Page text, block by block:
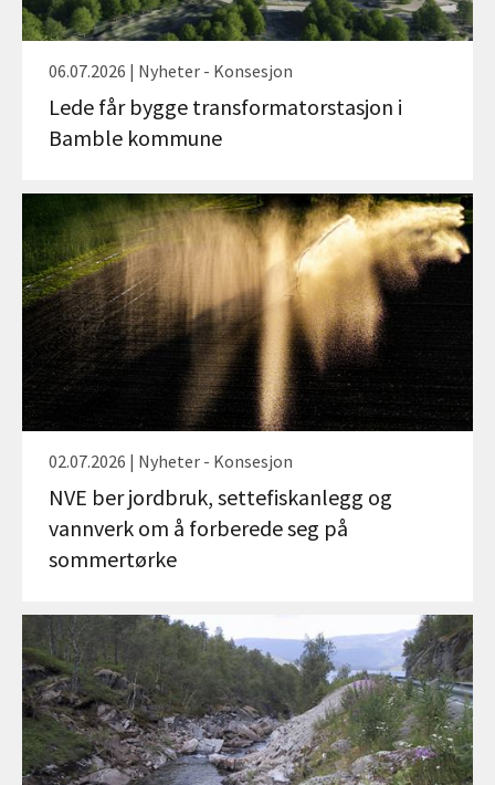
06.07.2026 | Nyheter - Konsesjon
Lede får bygge transformatorstasjon i
Bamble kommune
02.07.2026 | Nyheter - Konsesjon
NVE ber jordbruk, settefiskanlegg og
vannverk om å forberede seg på
sommertørke